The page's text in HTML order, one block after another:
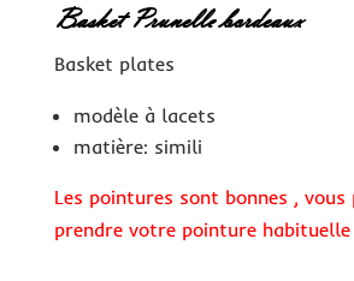
Basket Prunelle bordeaux
Basket plates
modèle à lacets
matière: simili
Les pointures sont bonnes , vous
prendre votre pointure habituelle